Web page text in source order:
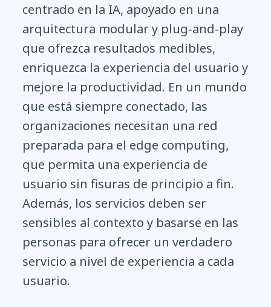
centrado en la IA, apoyado en una
arquitectura modular y plug‑and‑play
que ofrezca resultados medibles,
enriquezca la experiencia del usuario y
mejore la productividad. En un mundo
que está siempre conectado, las
organizaciones necesitan una red
preparada para el edge computing,
que permita una experiencia de
usuario sin fisuras de principio a fin.
Además, los servicios deben ser
sensibles al contexto y basarse en las
personas para ofrecer un verdadero
servicio a nivel de experiencia a cada
usuario.